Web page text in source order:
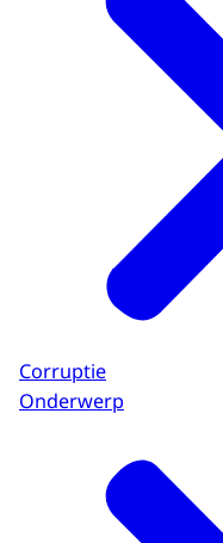
Corruptie
Onderwerp